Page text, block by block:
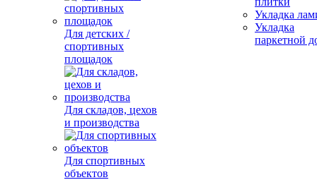
Для детских /
спортивных
площадок
Для складов, цехов
и производства
Для спортивных
объектов
Укладка
Укладка
паркетной